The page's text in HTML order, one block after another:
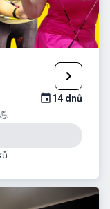
14 dnů